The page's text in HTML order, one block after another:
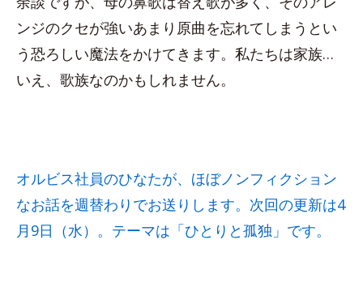
ンジのクセが強いあまり原曲を忘れてしまうとい
う恐ろしい魔法をかけてきます。私たちは家族…
いえ、歌族なのかもしれません。
オルビス社員のひなたが、ほぼノンフィクション
なお話を週替わりでお送りします。次回の更新は4
月9日（水）。テーマは「ひとりと孤独」です。